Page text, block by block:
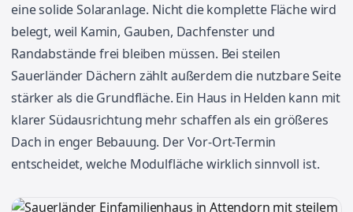
eine solide Solaranlage. Nicht die komplette Fläche wird
belegt, weil Kamin, Gauben, Dachfenster und
Randabstände frei bleiben müssen. Bei steilen
Sauerländer Dächern zählt außerdem die nutzbare Seite
stärker als die Grundfläche. Ein Haus in Helden kann mit
klarer Südausrichtung mehr schaffen als ein größeres
Dach in enger Bebauung. Der Vor-Ort-Termin
entscheidet, welche Modulfläche wirklich sinnvoll ist.